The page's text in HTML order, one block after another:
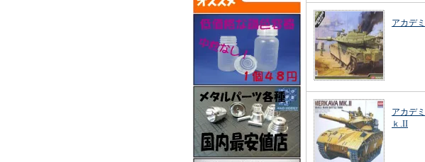
アカデ
アカデ
ｋ.II